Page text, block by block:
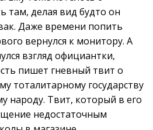
там, делая вид будто он
Даже времени попить
вернулся к монитору. А
взгляд официантки,
пишет гневный твит о
тоталитарному государству
народу. Твит, который в его
недостаточным